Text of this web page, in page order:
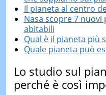
Il pianeta al centro
Nasa scopre 7
abitabili
Qual è il pianeta più
Quale pianeta può
Lo studio sul
perché è così